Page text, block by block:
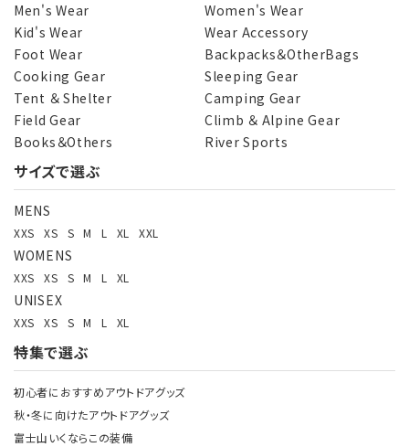
カテゴリー
検索する
Men's Wear
Women's Wear
Kid's Wear
Wear Accessory
Foot Wear
Backpacks＆OtherBags
Cooking Gear
Sleeping Gear
Tent ＆ Shelter
Camping Gear
Field Gear
Climb ＆ Alpine Gear
Books＆Others
River Sports
サイズで選ぶ
MENS
XXS XS S M L XL XXL
WOMENS
XXS XS S M L XL
UNISEX
XXS XS S M L XL
特集で選ぶ
初心者におすすめアウトドアグッズ
秋・冬に向けたアウトドアグッズ
富士山いくならこの装備